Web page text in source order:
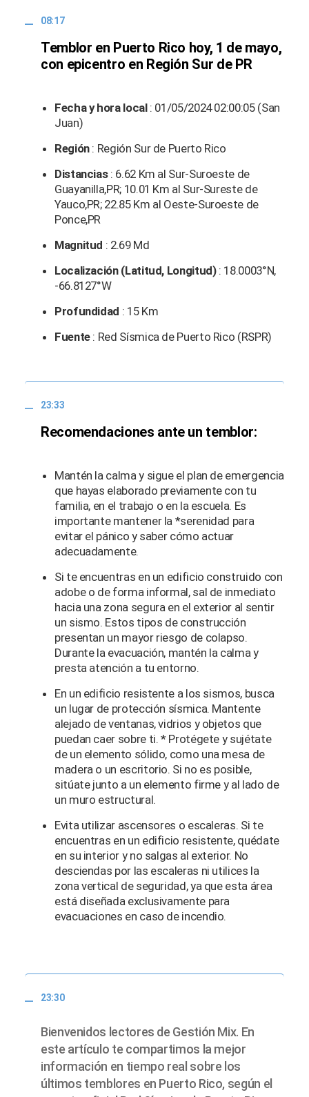
08:17
Temblor en Puerto Rico hoy, 1 de mayo,
con epicentro en Región Sur de PR
Fecha y hora local: 01/05/2024 02:00:05 (San
Juan)
Región: Región Sur de Puerto Rico
Distancias: 6.62 Km al Sur-Suroeste de
Guayanilla,PR; 10.01 Km al Sur-Sureste de
Yauco,PR; 22.85 Km al Oeste-Suroeste de
Ponce,PR
Magnitud : 2.69 Md
Localización (Latitud, Longitud): 18.0003°N,
-66.8127°W
Profundidad : 15 Km
Fuente: Red Sísmica de Puerto Rico (RSPR)
23:33
Recomendaciones ante un temblor:
Mantén la calma y sigue el plan de emergencia
que hayas elaborado previamente con tu
familia, en el trabajo o en la escuela. Es
importante mantener la *serenidad para
evitar el pánico y saber cómo actuar
adecuadamente.
Si te encuentras en un edificio construido con
adobe o de forma informal, sal de inmediato
hacia una zona segura en el exterior al sentir
un sismo. Estos tipos de construcción
presentan un mayor riesgo de colapso.
Durante la evacuación, mantén la calma y
presta atención a tu entorno.
En un edificio resistente a los sismos, busca
un lugar de protección sísmica. Mantente
alejado de ventanas, vidrios y objetos que
puedan caer sobre ti. * Protégete y sujétate
de un elemento sólido, como una mesa de
madera o un escritorio. Si no es posible,
sitúate junto a un elemento firme y al lado de
un muro estructural.
Evita utilizar ascensores o escaleras. Si te
encuentras en un edificio resistente, quédate
en su interior y no salgas al exterior. No
desciendas por las escaleras ni utilices la
zona vertical de seguridad, ya que esta área
está diseñada exclusivamente para
evacuaciones en caso de incendio.
23:30
Bienvenidos lectores de Gestión Mix. En
este artículo te compartimos la mejor
información en tiempo real sobre los
últimos temblores en Puerto Rico, según el